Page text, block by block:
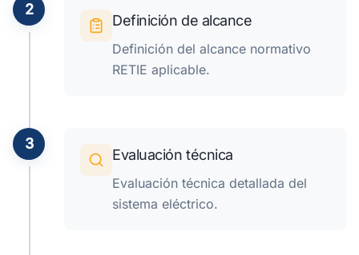
2
Definición de alcance
Definición del alcance normativo
RETIE aplicable.
3
Evaluación técnica
Evaluación técnica detallada del
sistema eléctrico.